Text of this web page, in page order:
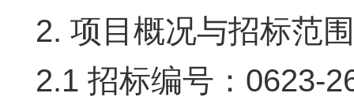
2. 项目概况与招标范围
2.1 招标编号：0623-